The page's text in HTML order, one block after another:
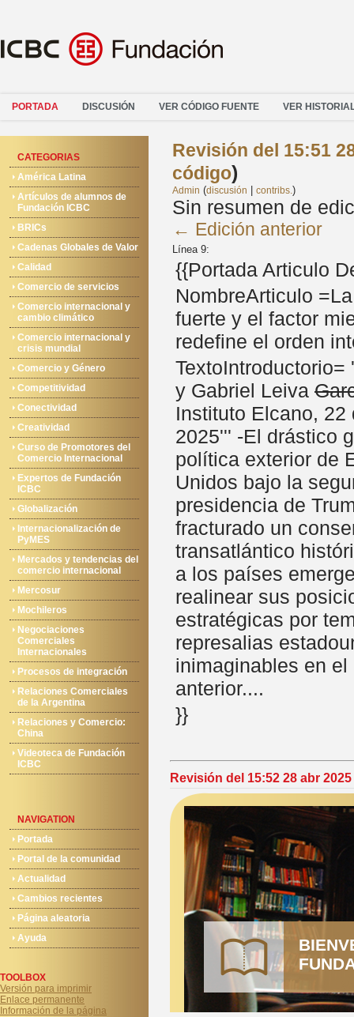
PORTADA DISCUSIÓN VER CÓDIGO FUENTE VER
CATEGORIAS
América Latina
Artículos de alumnos de
Fundación ICBC
BRICs
Cadenas Globales de Valor
Calidad
Comercio de servicios
Comercio internacional y
cambio climático
Comercio internacional y
crisis mundial
Comercio y Género
Competitividad
Conectividad
Creatividad
Curso de Promotores del
Comercio Internacional
Expertos de Fundación
ICBC
Globalización
Internacionalización de
PyMES
Mercados y tendencias del
comercio internacional
Mercosur
Mochileros
Negociaciones
Comerciales
Internacionales
Procesos de integración
Relaciones Comerciales
de la Argentina
Relaciones y Comercio:
China
Videoteca de Fundación
ICBC
NAVIGATION
Portada
Portal de la comunidad
Actualidad
Cambios recientes
Página aleatoria
Ayuda
TOOLBOX
Versión para imprimir
Enlace permanente
Información de la página
Revisión del 15:51
código)
Admin (discusión contribs.)
Sin resumen de
← Edición anterior
Línea 9:
{{Portada Articulo
NombreArticulo
fuerte y el factor
redefine el orden
TextoIntroductorio=
y Gabriel Leiva
Instituto Elcano, 22
2025''' -El drástico
política exterior de
Unidos bajo la
presidencia de
fracturado un
transatlántico
a los países
realinear sus
estratégicas por
represalias
inimaginables en el
anterior....
}}
Revisión del 15:52 28 abr 2025